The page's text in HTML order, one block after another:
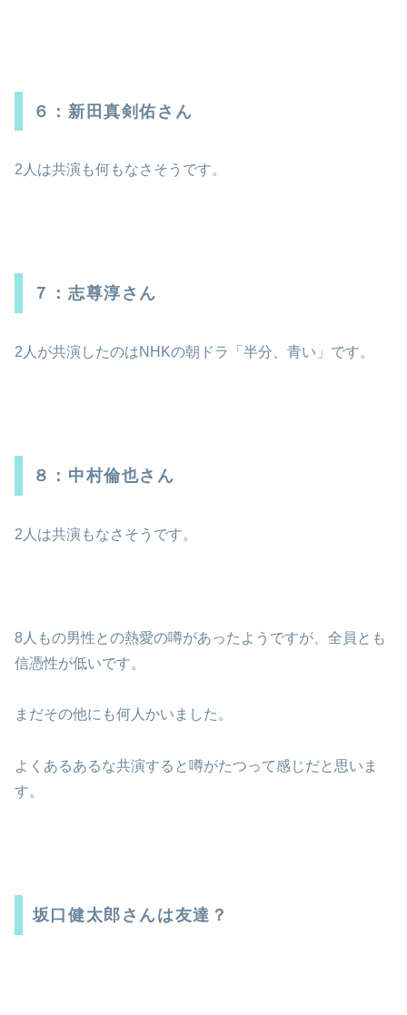
６：新田真剣佑さん
2人は共演も何もなさそうです。
７：志尊淳さん
2人が共演したのはNHKの朝ドラ「半分、青い」です。
８：中村倫也さん
2人は共演もなさそうです。
8人もの男性との熱愛の噂があったようですが、全員とも
信憑性が低いです。
まだその他にも何人かいました。
よくあるあるな共演すると噂がたつって感じだと思いま
す。
坂口健太郎さんは友達？